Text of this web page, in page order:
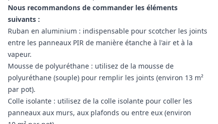
Nous recommandons de commander les éléments
suivants :
Ruban en aluminium : indispensable pour scotcher les joints
entre les panneaux PIR de manière étanche à l'air et à la
vapeur.
Mousse de polyuréthane : utilisez de la mousse de
polyuréthane (souple) pour remplir les joints (environ 13 m²
par pot).
Colle isolante : utilisez de la colle isolante pour coller les
panneaux aux murs, aux plafonds ou entre eux (environ